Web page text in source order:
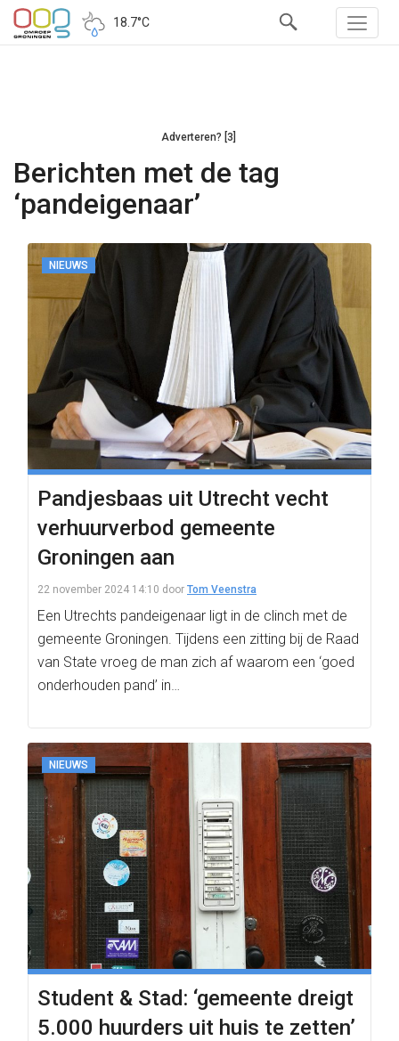
18.7°C
Adverteren? [3]
Berichten met de tag
‘pandeigenaar’
NIEUWS
Pandjesbaas uit Utrecht vecht
verhuurverbod gemeente
Groningen aan
22 november 2024 14:10 door Tom Veenstra
Een Utrechts pandeigenaar ligt in de clinch met de
gemeente Groningen. Tijdens een zitting bij de Raad
van State vroeg de man zich af waarom een ‘goed
onderhouden pand’ in…
NIEUWS
Student & Stad: ‘gemeente dreigt
5.000 huurders uit huis te zetten’